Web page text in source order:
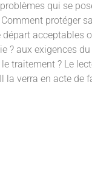
qui se
protéger
acceptables
? aux exigences
traitement ? Le
verra en acte de